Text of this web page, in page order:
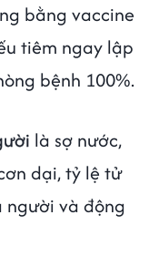
bằng vaccine
tiêm ngay lập
bệnh 100%.
là sợ nước,
dại, tỷ lệ tử
người và động